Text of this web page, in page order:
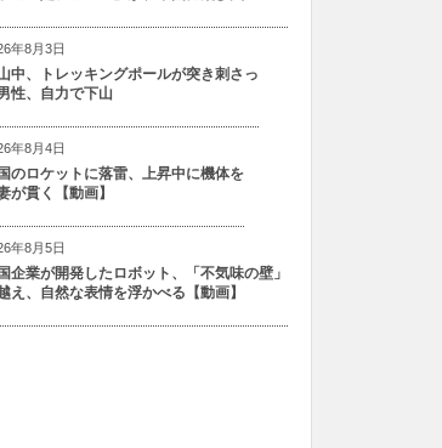
年8月3日
中、トレッキングポールが突き刺さっ
性、自力で下山
年8月4日
のロケットに落雷、上昇中に機体を
が貫く【動画】
年8月5日
企業が開発したロボット、「不気味の壁」
え、自然な表情を浮かべる【動画】